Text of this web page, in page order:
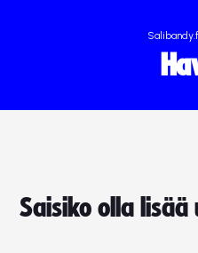
Saisiko olla lisää